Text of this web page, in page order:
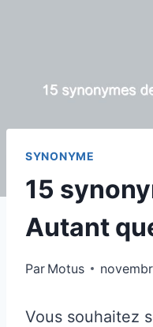
SYNONYME
15
Autant
Par Motus
Vous souhaitez